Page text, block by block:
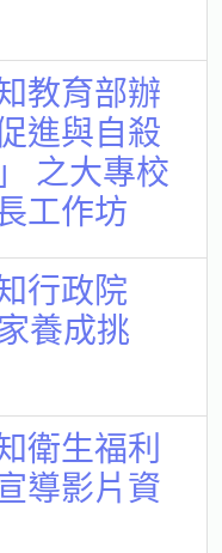
教育部辦
進與自殺
之大專校
工作坊
行政院
養成挑
衛生福利
導影片資